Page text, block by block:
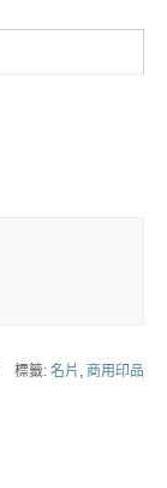
標籤:名片 ,商用印品